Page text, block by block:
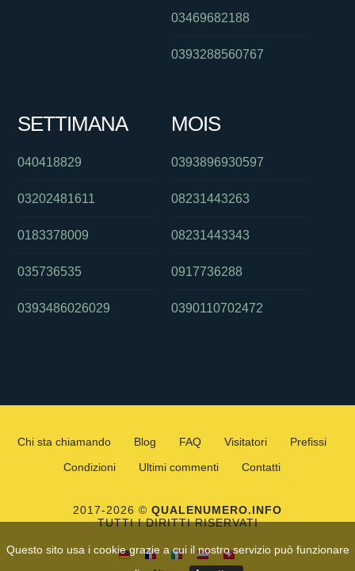
Questo sito usa i cookie grazie a cui il nostro servizio può funzionare
03469682188
0393288560767
SETTIMANA
040418829
03202481611
0183378009
035736535
0393486026029
MOIS
0393896930597
08231443263
08231443343
0917736288
0390110702472
Chi sta chiamando Blog FAQ Visitatori
Prefissi
Condizioni
Ultimi commenti Contatti
2017-2026 © QUALENUMERO.INFO
TUTTI I DIRITTI RISERVATI